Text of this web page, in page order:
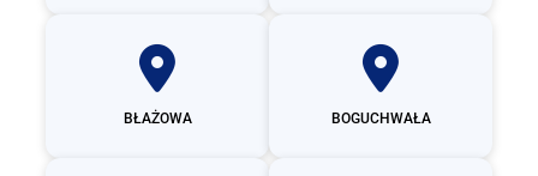
BŁAŻOWA BOGUCHWAŁA